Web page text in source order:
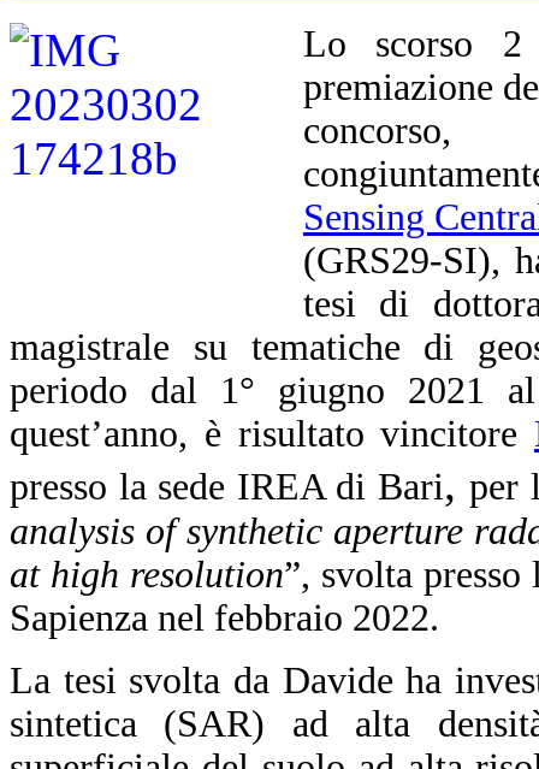
Lo scorso
premiazione
concorso,
Sensing
(GRS29-SI),
tesi di
magistrale su tematiche di
periodo dal 1° giugno 2021
quest’anno, è risultato vincitore
presso la sede IREA di Bari,per
analysis of synthetic aperture
at high resolution”, svolta presso
Sapienza nel febbraio 2022.
La tesi svolta da Davide ha
sintetica (SAR) ad alta